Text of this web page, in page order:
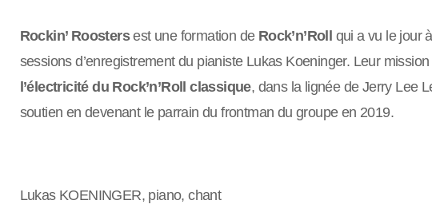
Rockin’ Roostersest une formation de Rock’n’Roll
qui a vu le jour
sessions d’enregistrement du pianiste Lukas Koeninger. Leur
l’électricité du Rock’n’Roll classique, dans la lignée de Jerry Lee
soutien en devenant le parrain du frontman du groupe en 2019.
Lukas KOENINGER, piano, chant